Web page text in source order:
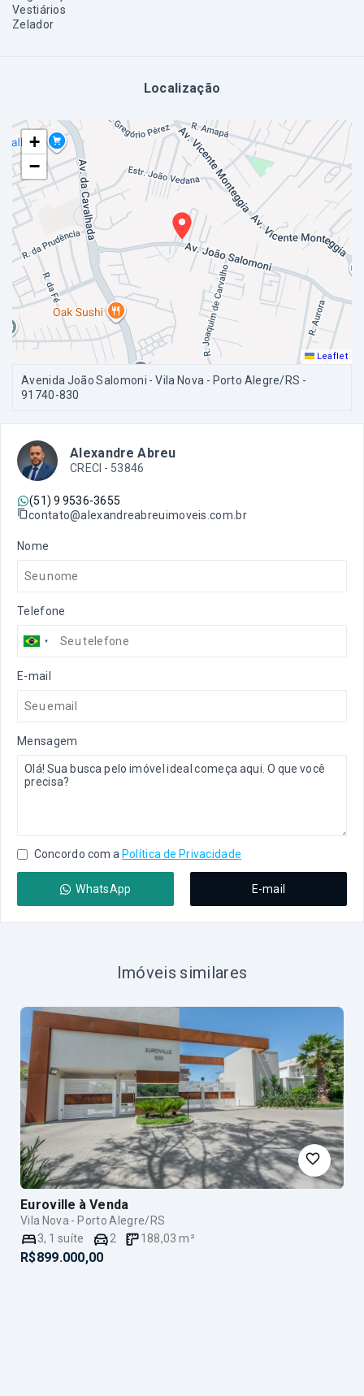
Vestiários
Zelador
Localização
+
−
Leaflet
Avenida João Salomoni - Vila Nova - Porto Alegre/RS -
91740-830
Alexandre Abreu
CRECI - 53846
(51) 9 9536-3655
contato@alexandreabreuimoveis.com.br
Nome
Telefone
E-mail
Mensagem
Concordo com a Política de Privacidade
WhatsApp E-mail
Imóveis similares
Euroville à Venda
Vila Nova - Porto Alegre/RS
3, 1 suíte 2 188,03 m²
R$899.000,00